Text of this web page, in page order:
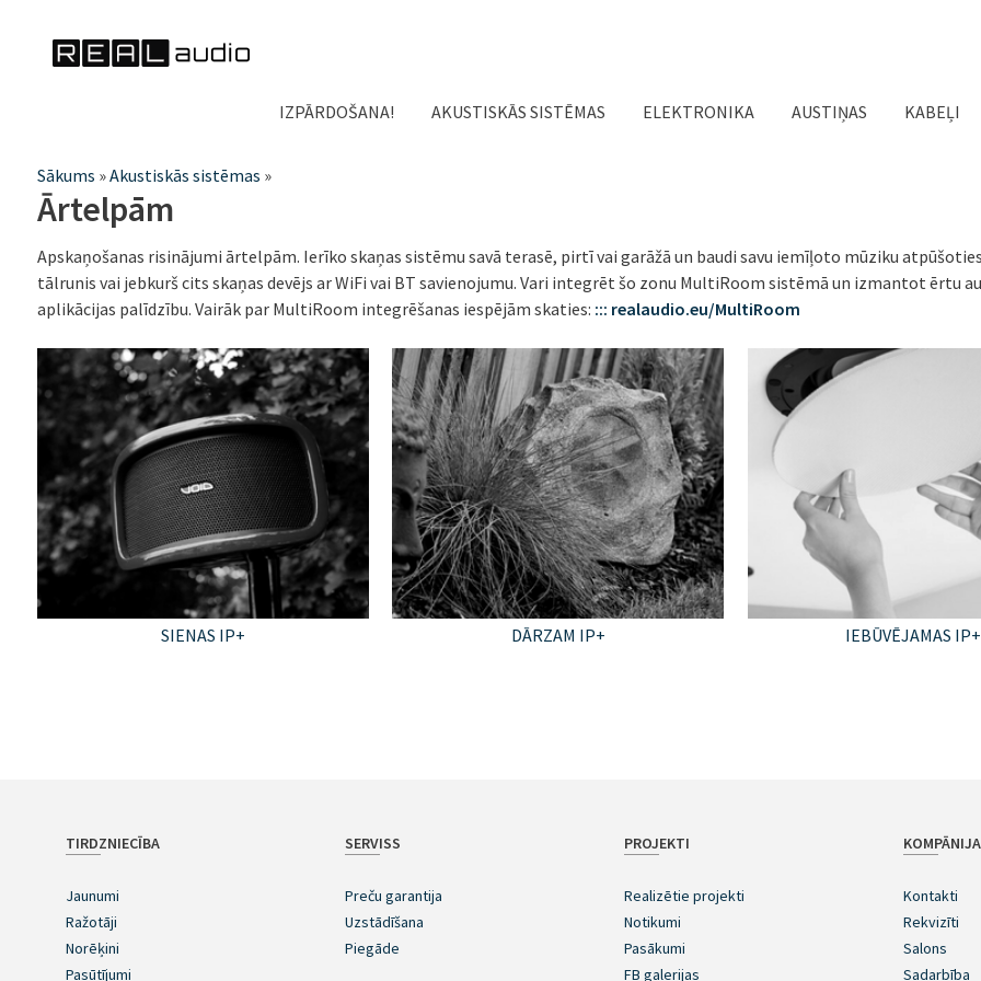
IZPĀRDOŠANA! AKUSTISKĀS SISTĒMAS ELEKTRONIKA AUSTIŅAS KABEĻI
Jūs
atrodaties
šeit
Sākums »Akustiskās sistēmas »
Ārtelpām
Apskaņošanas risinājumi ārtelpām. Ierīko skaņas sistēmu savā terasē, pirtī vai garāžā un baudi savu iemīļoto mūziku
tālrunis vai jebkurš cits skaņas devējs ar WiFi vai BT savienojumu. Vari integrēt šo zonu MultiRoom sistēmā un izmantot ērtu
aplikācijas palīdzību. Vairāk par MultiRoom integrēšanas iespējām skaties: ::: realaudio.eu/MultiRoom
SIENAS IP+ DĀRZAM IP+ IEBŪVĒJAMAS IP+
TIRDZNIECĪBA
Jaunumi
Ražotāji
Norēķini
Pasūtījumi
SERVISS
Preču garantija
Uzstādīšana
Piegāde
PROJEKTI
Realizētie projekti
Notikumi
Pasākumi
FB galerijas
KOMPĀNIJA
Kontakti
Rekvizīti
Salons
Sadarbība